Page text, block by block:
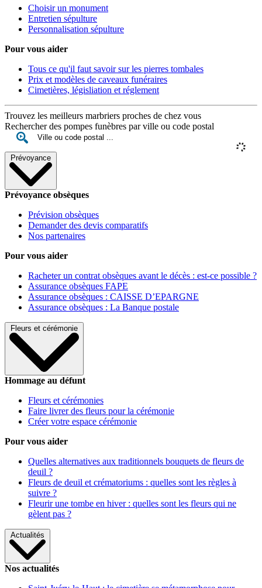
Choisir un monument
Entretien sépulture
Personnalisation sépulture
Pour vous aider
Tous ce qu'il faut savoir sur les pierres tombales
Prix et modèles de caveaux funéraires
Cimetières, législiation et réglement
Trouvez les meilleurs marbriers proches de chez vous
Rechercher des pompes funèbres par ville ou code postal
Prévoyance
Prévoyance obsèques
Prévision obsèques
Demander des devis comparatifs
Nos partenaires
Pour vous aider
Racheter un contrat obsèques avant le décès : est-ce possible ?
Assurance obsèques FAPE
Assurance obsèques : CAISSE D’EPARGNE
Assurance obsèques : La Banque postale
Fleurs et cérémonie
Hommage au défunt
Fleurs et cérémonies
Faire livrer des fleurs pour la cérémonie
Créer votre espace cérémonie
Pour vous aider
Quelles alternatives aux traditionnels bouquets de fleurs de
deuil ?
Fleurs de deuil et crématoriums : quelles sont les règles à
suivre ?
Fleurir une tombe en hiver : quelles sont les fleurs qui ne
gèlent pas ?
Actualités
Nos actualités